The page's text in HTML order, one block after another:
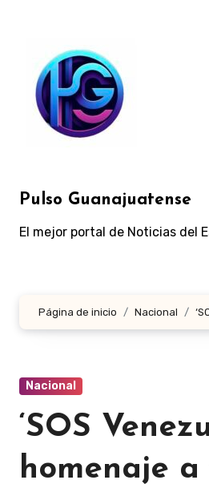
contenido
Pulso Guanajuatense
El mejor portal de Noticias del
Página de inicio Nacional
Nacional
‘SOS
homenaje